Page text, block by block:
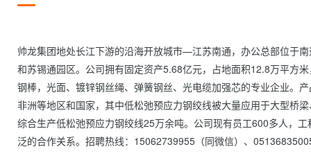
帅龙集团地处长江下游的沿海开放城市—江苏南通，办公总部位于
和苏锡通园区。公司拥有固定资产5.68亿元，占地面积12.8万平方
钢棒，光面、镀锌钢丝绳、弹簧钢丝、光电缆加强芯的专业企业。
非洲等地区和国家，其中低松弛预应力钢绞线被大量应用于大型桥
综合生产低松弛预应力钢绞线25万余吨。公司现有员工600多人，
泛的合作关系。招聘热线：15062739955（同微信）、